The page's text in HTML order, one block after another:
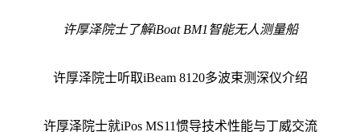
许厚泽院士了解iBoat BM1智能无人测量船
许厚泽院士听取iBeam 8120多波束测深仪介绍
许厚泽院士就iPos MS11惯导技术性能与丁威交流